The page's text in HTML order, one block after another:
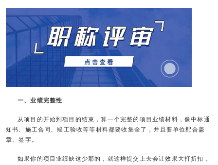
一、业绩完整性
从项目的开始到项目的结束，算一个完整的项目业绩材料，像中标通
知书、施工合同、竣工验收等等材料都要收集全了，并且要单位配合盖
章、签字。
如果你的项目业绩缺这少那的，就这样提交上去会让效果大打折扣，